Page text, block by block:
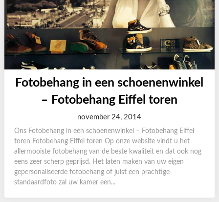
Fotobehang in een schoenenwinkel
– Fotobehang Eiffel toren
november 24, 2014
Ons Fotobehang in een schoenenwinkel – Fotobehang Eiffel
toren Fotobehang Eiffel toren Op onze website vindt u het
allermooiste fotobehang van de beste kwaliteit en dat ook nog
eens zeer scherp geprijsd. Het laten maken van uw eigen
gepersonaliseerde fotobehang of juist een prachtige
standaardfoto zal uw kamer een...